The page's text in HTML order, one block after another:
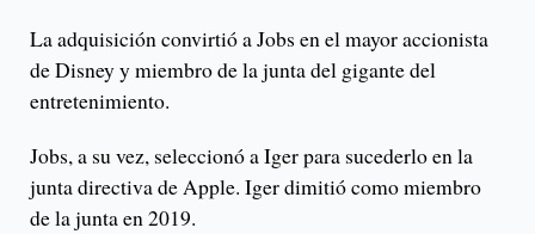
La adquisición convirtió a Jobs en el mayor accionista
de Disney y miembro de la junta del gigante del
entretenimiento.
Jobs, a su vez, seleccionó a Iger para sucederlo en la
junta directiva de Apple. Iger dimitió como miembro
de la junta en 2019.